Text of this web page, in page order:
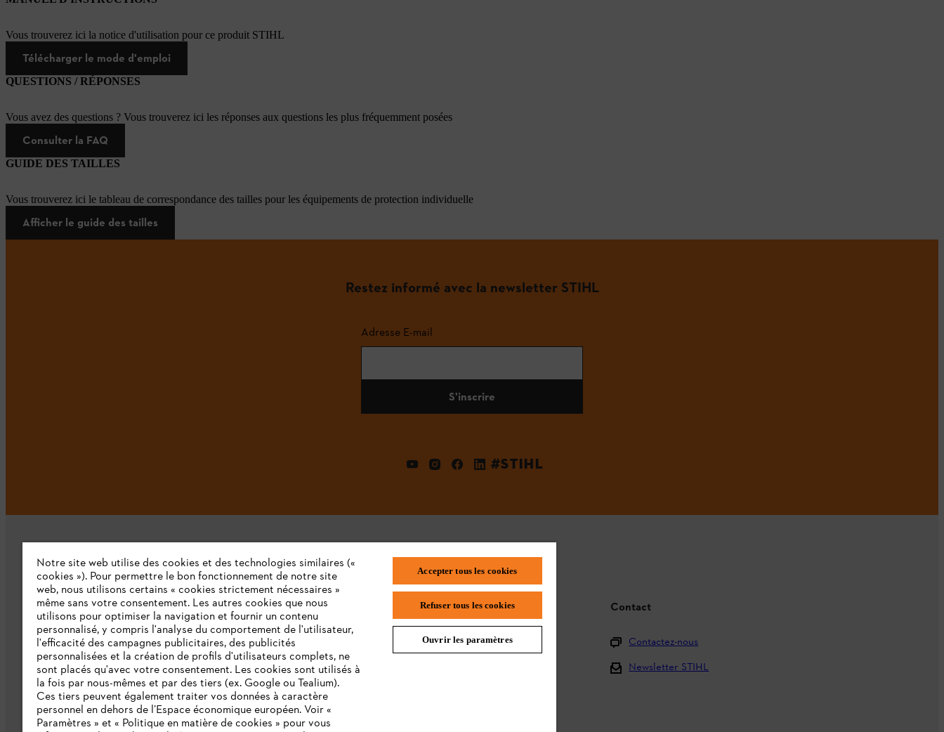
Vous trouverez ici la notice d'utilisation pour ce produit STIHL
Télécharger le mode d'emploi
QUESTIONS / RÉPONSES
Vous avez des questions ? Vous trouverez ici les réponses aux questions les plus fréquemment posées
Consulter la FAQ
GUIDE DES TAILLES
Vous trouverez ici le tableau de correspondance des tailles pour les équipements de protection individuelle
Afficher le guide des tailles
Restez informé avec la newsletter STIHL
Adresse E-mail
S'inscrire
#STIHL
L'Entreprise
Qui sommes-nous ?
Presse
Emploi
Développement durable
STIHL FAQ
L'Enregistrement
Contact
Contactez-nous
Newsletter STIHL
Notre site web utilise des cookies et des technologies similaires («
cookies »). Pour permettre le bon fonctionnement de notre site
web, nous utilisons certains « cookies strictement nécessaires »
même sans votre consentement. Les autres cookies que nous
utilisons pour optimiser la navigation et fournir un contenu
personnalisé, y compris l'analyse du comportement de l'utilisateur,
l'efficacité des campagnes publicitaires, des publicités
personnalisées et la création de profils d'utilisateurs complets, ne
sont placés qu'avec votre consentement. Les cookies sont utilisés à
la fois par nous-mêmes et par des tiers (ex. Google ou Tealium).
Ces tiers peuvent également traiter vos données à caractère
personnel en dehors de l’Espace économique européen. Voir «
Paramètres » et « Politique en matière de cookies » pour vous
Accepter tous les cookies
Refuser tous les cookies
Ouvrir les paramètres